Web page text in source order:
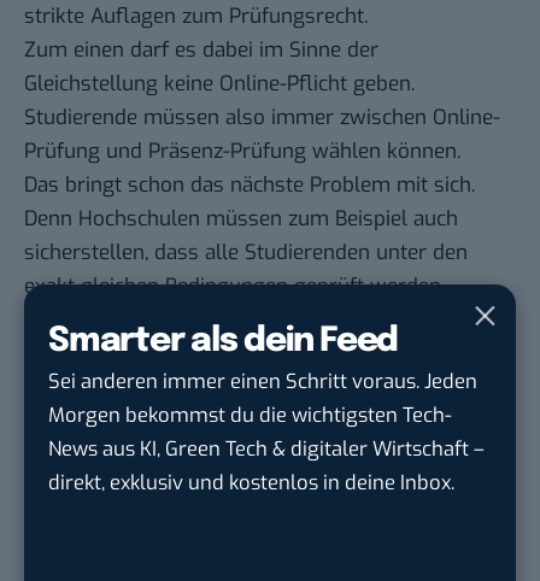
Smarter als dein Feed
Sei anderen immer einen Schritt voraus. Jeden
Morgen bekommst du die wichtigsten Tech-
News aus KI, Green Tech & digitaler Wirtschaft –
direkt, exklusiv und kostenlos in deine Inbox.
strikte Auflagen zum Prüfungsrecht.
Zum einen darf es dabei im Sinne der
Gleichstellung keine Online-Pflicht geben.
Studierende müssen also immer zwischen Online-
Prüfung und Präsenz-Prüfung wählen können.
Das bringt schon das nächste Problem mit sich.
Denn Hochschulen müssen zum Beispiel auch
sicherstellen, dass alle Studierenden unter den
exakt gleichen Bedingungen geprüft werden.
Wie garantiert man das, wenn man sowohl online
als auch im Seminarraum prüft? In einer
Studenten-WG herrschen grundsätzlich andere
Bedingungen als in einem stillen Klassenraum.
Teilweise haben aber nicht nur die Bundesländer,
sondern auch die Universitäten und Schulen selbst